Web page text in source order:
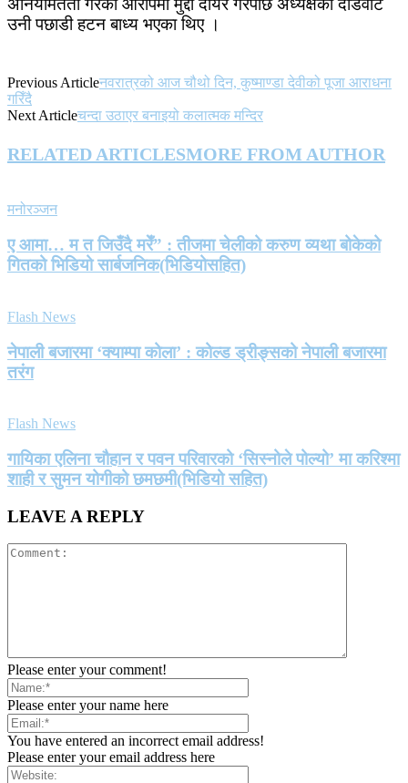
अनियमितता गरेको आरोपमा मुद्दा दायर गरेपछि अध्यक्षको दौडवाट
उनी पछाडी हटन बाध्य भएका थिए ।
Previous Articleनवरात्रको आज चौथो दिन, कुष्माण्डा देवीको पूजा आराधना
गरिँदै
Next Articleचन्दा उठाएर बनाइयो कलात्मक मन्दिर
RELATED ARTICLESMORE FROM AUTHOR
मनोरञ्जन
ए आमा… म त जिउँदै मरेँ” : तीजमा चेलीको करुण व्यथा बोकेको
गितको भिडियो सार्बजनिक(भिडियोसहित)
Flash News
नेपाली बजारमा ‘क्याम्पा कोला’ : कोल्ड ड्रीङ्सको नेपाली बजारमा
तरंग
Flash News
गायिका एलिना चौहान र पवन परिवारको ‘सिस्नोले पोल्यो’ मा करिश्मा
शाही र सुमन योगीको छमछमी(भिडियो सहित)
LEAVE A REPLY
Please enter your comment!
Please enter your name here
You have entered an incorrect email address!
Please enter your email address here